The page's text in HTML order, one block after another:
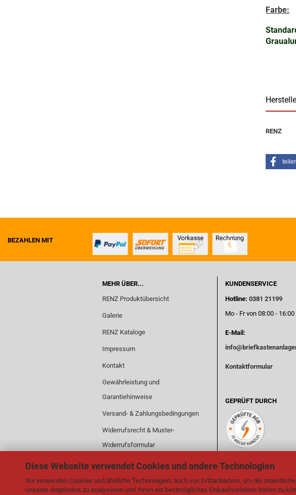
Diese Webseite verwendet Cookies und andere Technologien
Wir verwenden Cookies und ähnliche Technologien, auch von Drittanbietern, um die
unseres Angebotes zu analysieren und Ihnen ein bestmögliches Einkaufserlebnis bieten zu
Farbe:
RENZ
BEZAHLEN MIT
MEHR ÜBER...
RENZ Produktübersicht
Galerie
RENZ Kataloge
Impressum
Kontakt
Gewährleistung und
Garantiehinweise
Versand- & Zahlungsbedingungen
Widerrufsrecht & Muster-
Widerrufsformular
Privatsphäre und Datenschutz
KUNDENSERVICE
Hotline: 0381 21199
Mo - Fr von 08:00 - 16:00
E-Mail:
Kontaktformular
GEPRÜFT DURCH